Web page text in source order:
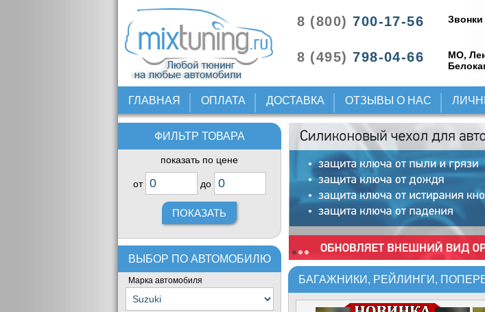
8 (800) 700-17-56
8 (495) 798-04-66
Звонки
МО,
ГЛАВНАЯ ОПЛАТА ДОСТАВКА ОТЗЫВЫ О НАС
ФИЛЬТР ТОВАРА
показать по цене
от до
ВЫБОР ПО АВТОМОБИЛЮ
Марка автомобиля БАГАЖНИКИ, РЕЙЛИНГИ,